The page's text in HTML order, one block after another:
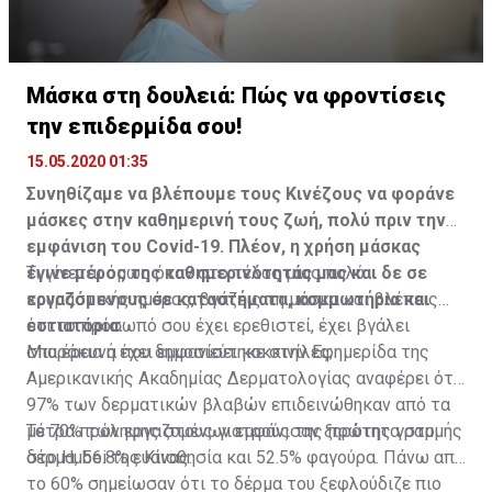
Μάσκα στη δουλειά: Πώς να φροντίσεις
την επιδερμίδα σου!
15.05.2020 01:35
Συνηθίζαμε να βλέπουμε τους Κινέζους να φοράνε
μάσκες στην καθημερινή τους ζωή, πολύ πριν την
εμφάνιση του Covid-19. Πλέον, η χρήση μάσκας
έγινε μέρος της καθημερινότητάς μας και δε σε
εργαζόμενους σε καταστήματα, κομμωτήρια και
εστιατόρια.
Τι γίνεται όμως όταν στο τέλος μιας πολύ
κουραστικής ημέρας, βγάζεις τη μάσκα και βλέπεις
ότι το πρόσωπό σου έχει ερεθιστεί, έχει βγάλει
σπυράκια ή έχει εμφανίσει κοκκινίλες;
Μια έρευνα που δημοσιεύτηκε στην Εφημερίδα της
Αμερικανικής Ακαδημίας Δερματολογίας αναφέρει ότι
97% των δερματικών βλαβών επιδεινώθηκαν από τα
μέτρα πρόληψης στους γιατρούς της πρώτης γραμμής
στο Hubei της Κίνας.
Το 70% των εργαζομένων εμφάνισαν ξηρότητα στο
δέρμα, 56.8% ευαισθησία και 52.5% φαγούρα. Πάνω από
το 60% σημείωσαν ότι το δέρμα του ξεφλούδιζε πιο